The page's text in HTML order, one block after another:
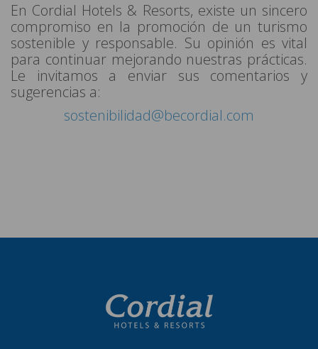
En Cordial Hotels & Resorts, existe un sincero
compromiso en la promoción de un turismo
sostenible y responsable. Su opinión es vital
para continuar mejorando nuestras prácticas.
Le invitamos a enviar sus comentarios y
sugerencias a:
sostenibilidad@becordial.com